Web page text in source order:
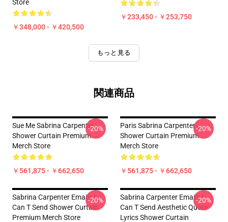
Store
￥348,000 - ￥420,500
￥233,450 - ￥253,750
もっと見る
関連商品
Sue Me Sabrina Carpenter
Shower Curtain Premium
Merch Store
￥561,875 - ￥662,650
-20%
Paris Sabrina Carpenter
Shower Curtain Premium
Merch Store
￥561,875 - ￥662,650
-20%
Sabrina Carpenter Emails I
Can T Send Shower Curtain
Premium Merch Store
-20%
Sabrina Carpenter Emails I
Can T Send Aesthetic Quote
Lyrics Shower Curtain
-20%